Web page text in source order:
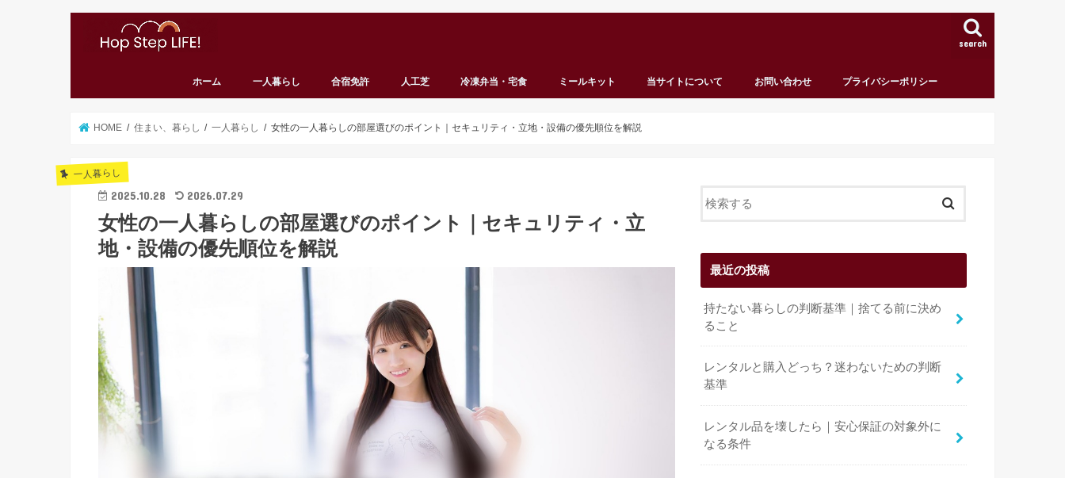
search
ホーム 一人暮らし 合宿免許 人工芝 冷凍弁当・宅食 ミールキット 当サイトについて お問い合わせ プライバシーポリシー
HOME 住まい、暮らし 一人暮らし 女性の一人暮らしの部屋選びのポイント｜セキュリティ・立地・設備の優先順位を解説
一人暮らし
2025.10.28 2026.07.29
女性の一人暮らしの部屋選びのポイント｜セキュリティ・立
地・設備の優先順位を解説
最近の投稿
持たない暮らしの判断基準｜捨てる前に決め
ること
レンタルと購入どっち？迷わないための判断
基準
レンタル品を壊したら｜安心保証の対象外に
なる条件